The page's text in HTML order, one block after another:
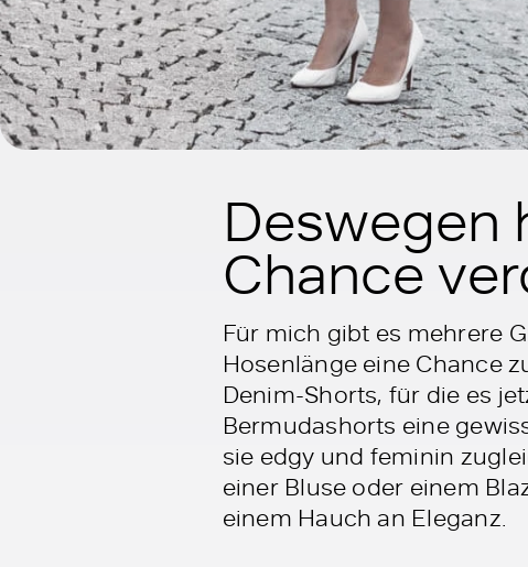
Deswegen
Chance
Für mich gibt es mehrere
Hosenlänge eine Chance
Denim-Shorts, für die es
Bermudashorts eine
sie edgy und feminin
einer Bluse oder einem
einem Hauch an Eleganz.